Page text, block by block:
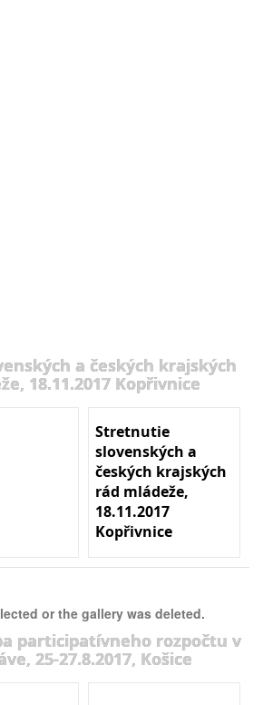
a českých krajských
18.11.2017 Kopřivnice
Stretnutie
slovenských a
českých krajských
rád mládeže,
18.11.2017
Kopřivnice
or the gallery was deleted.
participatívneho rozpočtu v
25-27.8.2017, Košice